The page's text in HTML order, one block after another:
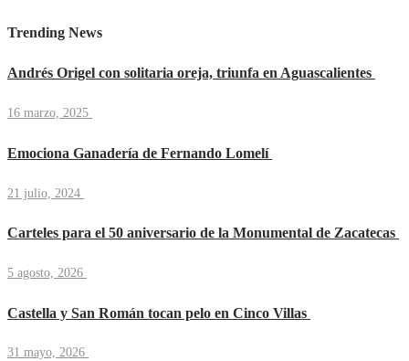
Trending News
Andrés Origel con solitaria oreja, triunfa en Aguascalientes
16 marzo, 2025
Emociona Ganadería de Fernando Lomelí
21 julio, 2024
Carteles para el 50 aniversario de la Monumental de Zacatecas
5 agosto, 2026
Castella y San Román tocan pelo en Cinco Villas
31 mayo, 2026